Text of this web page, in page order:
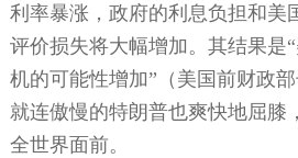
利率暴涨，政府的利息负担和美
评价损失将大幅增加。其结果是
机的可能性增加”（美国前财政部
就连傲慢的特朗普也爽快地屈膝
全世界面前。